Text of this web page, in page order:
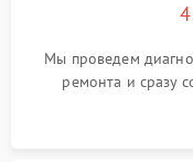
Мы проведем
ремонта и сразу